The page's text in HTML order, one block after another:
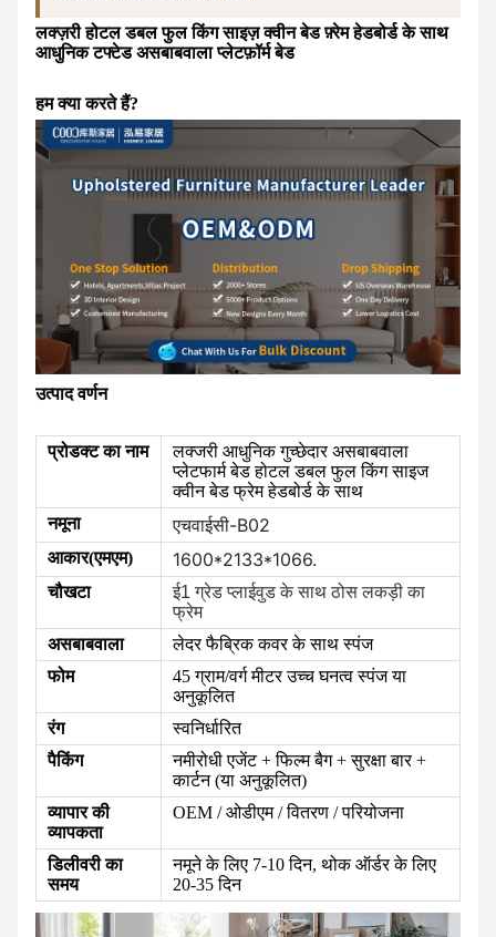
लक्ज़री होटल डबल फुल किंग साइज़ क्वीन बेड फ़्रेम हेडबोर्ड के साथ
आधुनिक टफ्टेड असबाबवाला प्लेटफ़ॉर्म बेड
हम क्या करते हैं?
उत्पाद वर्णन
प्रोडक्ट का नाम
लक्जरी आधुनिक गुच्छेदार असबाबवाला
प्लेटफार्म बेड होटल डबल फुल किंग साइज
क्वीन बेड फ्रेम हेडबोर्ड के साथ
नमूना
एचवाईसी-B02
आकार(एमएम) 1600*2133*1066.
चौखटा
ई1 ग्रेड प्लाईवुड के साथ ठोस लकड़ी का
फ्रेम
असबाबवाला
लेदर फैब्रिक कवर के साथ स्पंज
फोम
45 ग्राम/वर्ग मीटर उच्च घनत्व स्पंज या
अनुकूलित
रंग
स्वनिर्धारित
पैकिंग
नमीरोधी एजेंट + फिल्म बैग + सुरक्षा बार +
कार्टन (या अनुकूलित)
व्यापार की
व्यापकता
OEM / ओडीएम / वितरण / परियोजना
डिलीवरी का
समय
नमूने के लिए 7-10 दिन, थोक ऑर्डर के लिए
20-35 दिन